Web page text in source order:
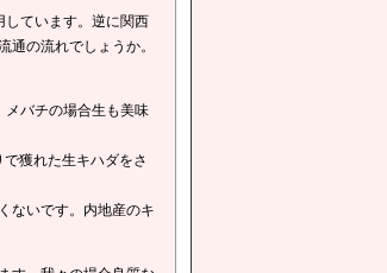
しています。逆に関西
の流れでしょうか。
メバチの場合生も美味
獲れた生キハダをさ
ないです。内地産のキ